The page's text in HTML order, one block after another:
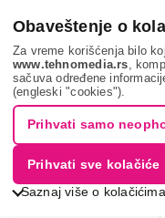
Obaveštenje o
Za vreme korišćenja bilo
www.tehnomedia.rs ,
sačuva određene
(engleski "cookies").
Saznaj više o kolačićima
Prihvati samo
Prihvati sve kolačiće
Mali kućni aparati
5003...
33% UŠTEDA.